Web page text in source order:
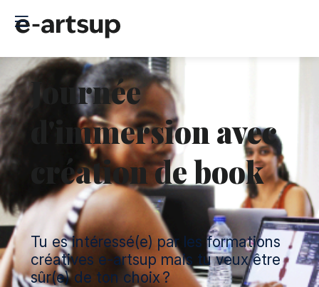
Journée
d'immersion avec
création de book
Tu es intéressé(e) par les formations
créatives e-artsup mais tu veux être
sûr(e) de ton choix ?